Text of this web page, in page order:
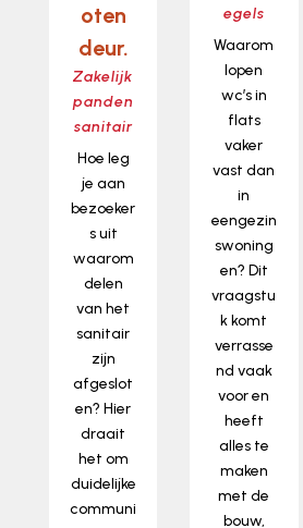
oten
deur.
Zakelijk
panden
sanitair
Hoe leg
je aan
bezoeker
s uit
waarom
delen
van het
sanitair
zijn
afgeslot
en? Hier
draait
het om
duidelijke
communi
egels
Waarom
lopen
wc’s in
flats
vaker
vast dan
in
eengezin
swoning
en? Dit
vraagstu
k komt
verrasse
nd vaak
voor en
heeft
alles te
maken
met de
bouw,